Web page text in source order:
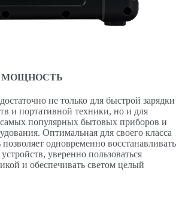
МОЩНОСТЬ
не только для быстрой зарядки
и портативной техники, но и для
популярных бытовых приборов и
Оптимальная для своего класса
одновременно восстанавливать
уверенно пользоваться
и обеспечивать светом целый